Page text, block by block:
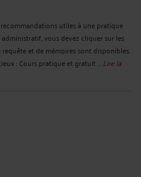
utiles à une pratique
vous devez cliquer sur les
et de mémoires sont disponibles.
: Cours pratique et gratuit ... Lire la